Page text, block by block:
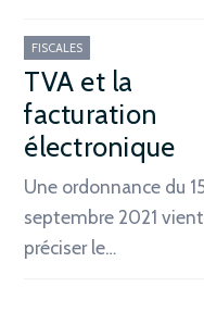
FISCALES
TVA et la
facturation
électronique
Une ordonnance du
septembre 2021 vient
préciser le…